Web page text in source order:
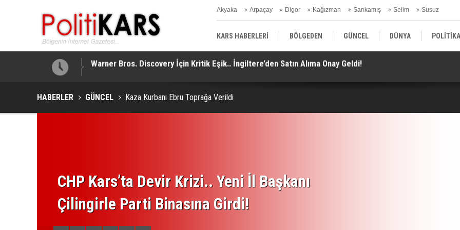
Akyaka Arpaçay Digor Kağızman Sarıkamış Selim Susuz
KARS HABERLERİ BÖLGEDEN GÜNCEL DÜNYA POLİTİKA
EKONOMİ | FİNANS | OTOMOTİV KÜLTÜR | SANAT | MAGAZİN
Adalet Komisyonu’nda Çerçeve Yasa Mesaisi.. Görüşmeler Tartışmalarla Başladı!
HABERLER GÜNCEL Kaza Kurbanı Ebru Toprağa Verildi
CHP Kars’ta Devir Krizi.. Yeni İl Başkanı
Çilingirle Parti Binasına Girdi!